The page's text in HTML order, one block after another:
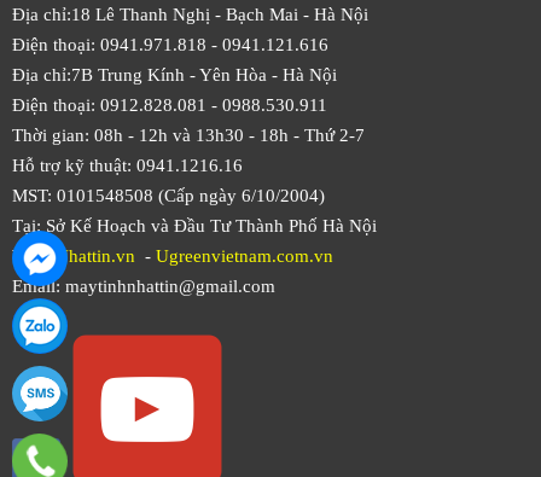
Địa chỉ:18 Lê Thanh Nghị - Bạch Mai - Hà Nội
Điện thoại: 0941.971.818 - 0941.121.616
Địa chỉ:7B Trung Kính - Yên Hòa - Hà Nội
Điện thoại: 0912.828.081 - 0988.530.911
Thời gian: 08h - 12h và 13h30 - 18h - Thứ 2-7
Hỗ trợ kỹ thuật: 0941.1216.16
MST: 0101548508 (Cấp ngày 6/10/2004)
Tại: Sở Kế Hoạch và Đầu Tư Thành Phố Hà Nội
Web:Nhattin.vn - Ugreenvietnam.com.vn
Email: maytinhnhattin@gmail.com